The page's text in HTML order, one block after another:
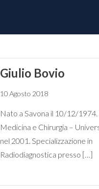
Giulio Bovio
10 Agosto 2018
Nato a Savona il 10/12/1974.
Medicina e Chirurgia –
nel 2001. Specializzazione in
Radiodiagnostica presso […]